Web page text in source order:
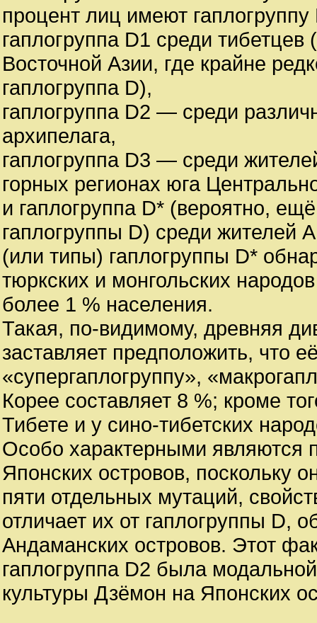
процент лиц имеют гаплогруппу
гаплогруппа D1 среди
Восточной Азии, где крайне
гаплогруппа D),
гаплогруппа D2 — среди
архипелага,
гаплогруппа D3 — среди
горных регионах юга
и гаплогруппа D* (вероятно,
гаплогруппы D) среди жителей
(или типы) гаплогруппы D*
тюркских и монгольских
более 1 % населения.
Такая, по-видимому, древняя
заставляет предположить, что
«супергаплогруппу»,
Корее составляет 8 %; кроме
Тибете и у сино-тибетских
Особо характерными являются
Японских островов, поскольку
пяти отдельных мутаций,
отличает их от гаплогруппы D,
Андаманских островов. Этот
гаплогруппа D2 была
культуры Дзёмон на Японских